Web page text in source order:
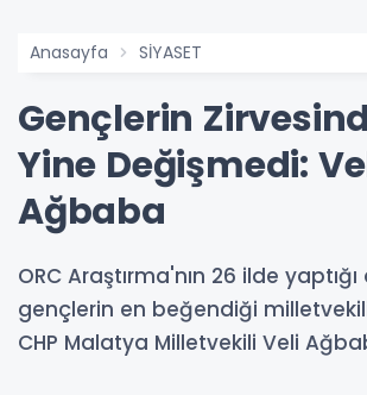
Anasayfa SİYASET
Gençlerin
Yine Değişmedi:
Ağbaba
ORC Araştırma'nın 26 ilde
gençlerin en beğendiği
CHP Malatya Milletvekili Veli